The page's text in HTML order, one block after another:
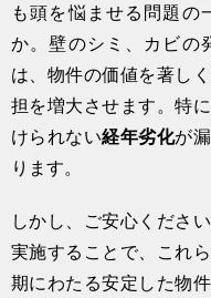
も頭を悩ませる問題の
か。壁のシミ、カビの
は、物件の価値を著し
担を増大させます。特
けられない経年劣化が
ります。
しかし、ご安心くださ
実施することで、これ
期にわたる安定した物